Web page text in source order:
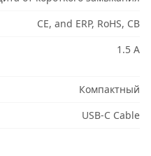
CE, and ERP, RoHS, CB
1.5 А
Компактный
USB-C Cable